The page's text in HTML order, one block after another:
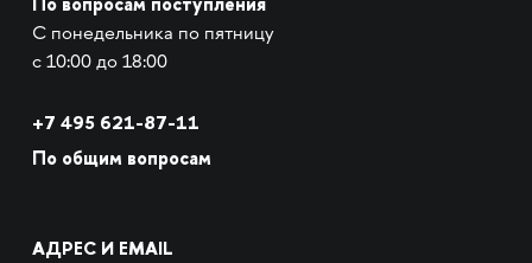
С понедельника по пятницу
с 10:00 до 18:00
+7 495 621-87-11
По общим вопросам
АДРЕС И EMAIL